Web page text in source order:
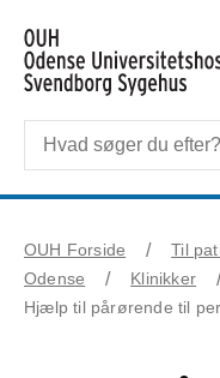
OUH Forside
Til
Odense
Klinikker
Hjælp til pårørende til